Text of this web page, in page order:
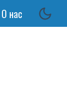
О нас